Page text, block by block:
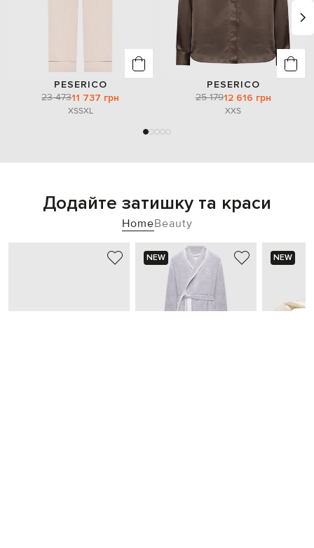
PESERICO
23 47311 737 грн
XSSXL
PESERICO
25 17912 616 грн
XXS
Додайте затишку та краси
HomeBeauty
NEW NEW